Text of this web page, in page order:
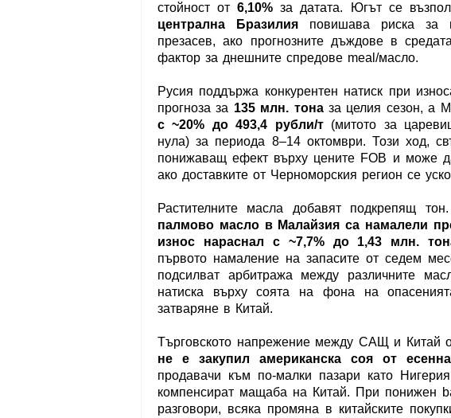
стойност от6,10% за датата. Югът се
централна Бразилия повишава риска за
презасев, ако прогнозните дъждове в
фактор за днешните спредове meal/масло.
Русия поддържа конкурентен натиск при
прогноза за 135 млн. тоназа целия сезон, а
с ~20% до 493,4 рубли/т(митото за
нула) за периода 8–14 октомври. Този ход,
понижаващ ефект върху цените FOB и може
ако доставките от Черноморския регион се
Растителните масла добавят подкрепящ
палмово масло в Малайзия са намалели
износ нараснал с ~7,7% до 1,43 млн.
първото намаление на запасите от седем
подсилват арбитража между различните
натиска върху соята на фона на
затваряне в Китай.
Търговското напрежение между САЩ и Китай
не е закупил американска соя от
продавачи към по-малки пазари като
компенсират мащаба на Китай. При понижен
разговори, всяка промяна в китайските